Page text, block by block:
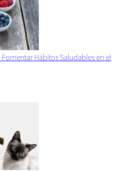
Hábitos Saludables en el